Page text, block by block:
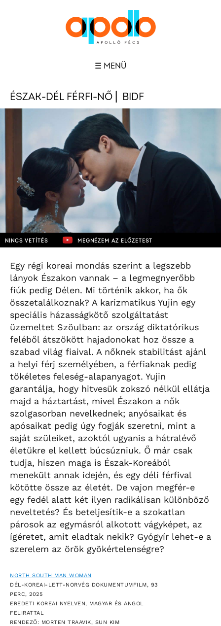
☰ MENÜ
ÉSZAK-DÉL FÉRFI-NŐ ⎜ BIDF
NINCS VETÍTÉS MEGNÉZEM AZ ELŐZETEST
Egy régi koreai mondás szerint a legszebb
lányok Északon vannak – a legmegnyerőbb
fiúk pedig Délen. Mi történik akkor, ha ők
összetalálkoznak? A karizmatikus Yujin egy
speciális házasságkötő szolgáltatást
üzemeltet Szöulban: az ország diktatórikus
feléből átszökött hajadonokat hoz össze a
szabad világ fiaival. A nőknek stabilitást ajánl
a helyi férj személyében, a férfiaknak pedig
tökéletes feleség-alapanyagot. Yujin
garantálja, hogy hitvesük zokszó nélkül ellátja
majd a háztartást, mivel Északon a nők
szolgasorban nevelkednek; anyósaikat és
apósaikat pedig úgy fogják szeretni, mint a
saját szüleiket, azoktól ugyanis a hátralévő
életükre el kellett búcsúzniuk. Ő már csak
tudja, hiszen maga is Észak-Koreából
menekült annak idején, és egy déli férfival
kötötte össze az életét. De vajon megfér-e
egy fedél alatt két ilyen radikálisan különböző
neveltetés? És beteljesítik-e a szokatlan
párosok az egymásról alkotott vágyképet, az
ígéretet, amit eladtak nekik? Gyógyír lehet-e a
szerelem az örök gyökértelenségre?
NORTH SOUTH MAN WOMAN
DÉL-KOREAI-LETT-NORVÉG DOKUMENTUMFILM, 93
PERC, 2025
EREDETI KOREAI NYELVEN, MAGYAR ÉS ANGOL
FELIRATTAL
RENDEZŐ: MORTEN TRAAVIK, SUN KIM